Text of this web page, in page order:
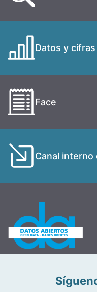
Datos y cifras
Face
Canal interno